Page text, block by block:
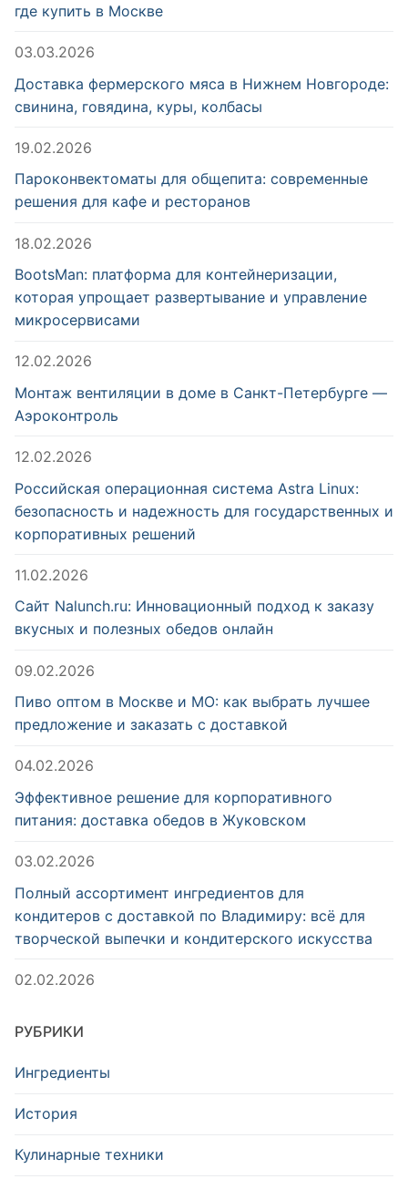
где купить в Москве
03.03.2026
Доставка фермерского мяса в Нижнем Новгороде:
свинина, говядина, куры, колбасы
19.02.2026
Пароконвектоматы для общепита: современные
решения для кафе и ресторанов
18.02.2026
BootsMan: платформа для контейнеризации,
которая упрощает развертывание и управление
микросервисами
12.02.2026
Монтаж вентиляции в доме в Санкт-Петербурге —
Аэроконтроль
12.02.2026
Российская операционная система Astra Linux:
безопасность и надежность для государственных и
корпоративных решений
11.02.2026
Сайт Nalunch.ru: Инновационный подход к заказу
вкусных и полезных обедов онлайн
09.02.2026
Пиво оптом в Москве и МО: как выбрать лучшее
предложение и заказать с доставкой
04.02.2026
Эффективное решение для корпоративного
питания: доставка обедов в Жуковском
03.02.2026
Полный ассортимент ингредиентов для
кондитеров с доставкой по Владимиру: всё для
творческой выпечки и кондитерского искусства
02.02.2026
РУБРИКИ
Ингредиенты
История
Кулинарные техники